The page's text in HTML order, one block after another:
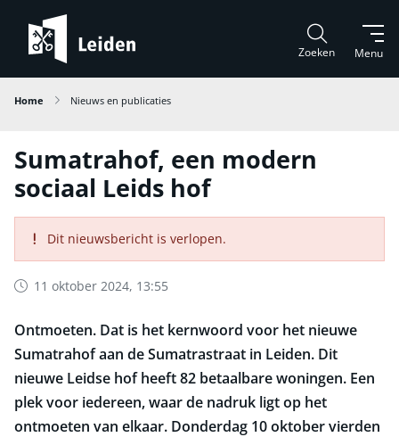
Menu
Zoeken
Home Nieuws en publicaties
Sumatrahof, een modern
sociaal Leids hof
Dit nieuwsbericht is verlopen.
11 oktober 2024, 13:55
Ontmoeten. Dat is het kernwoord voor het nieuwe
Sumatrahof aan de Sumatrastraat in Leiden. Dit
nieuwe Leidse hof heeft 82 betaalbare woningen. Een
plek voor iedereen, waar de nadruk ligt op het
ontmoeten van elkaar. Donderdag 10 oktober vierden